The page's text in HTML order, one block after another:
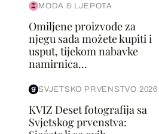
MODA & LJEPOTA
Omiljene proizvode za
njegu sada možete kupiti i
usput, tijekom nabavke
namirnica...
SVJETSKO PRVENSTVO 2026
KVIZ Deset fotografija sa
Svjetskog prvenstva: